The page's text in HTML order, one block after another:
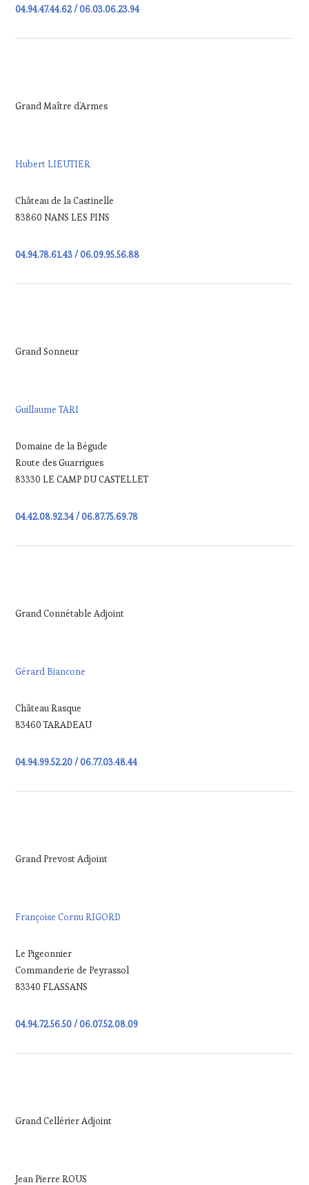
04.94.47.44.62 / 06.03.06.23.94
Grand Maître d’Armes
Hubert LIEUTIER
Château de la Castinelle
83860 NANS LES PINS
04.94.78.61.43 / 06.09.95.56.88
Grand Sonneur
Guillaume TARI
Domaine de la Bégude
Route des Guarrigues
83330 LE CAMP DU CASTELLET
04.42.08.92.34 / 06.87.75.69.78
Grand Connétable Adjoint
Gérard Biancone
Château Rasque
83460 TARADEAU
04.94.99.52.20 / 06.77.03.48.44
Grand Prevost Adjoint
Françoise Cornu RIGORD
Le Pigeonnier
Commanderie de Peyrassol
83340 FLASSANS
04.94.72.56.50 / 06.07.52.08.09
Grand Cellérier Adjoint
Jean Pierre ROUS